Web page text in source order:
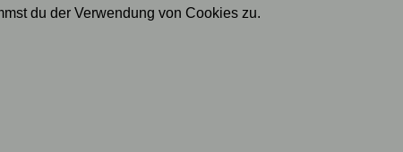
du der Verwendung von Cookies zu.